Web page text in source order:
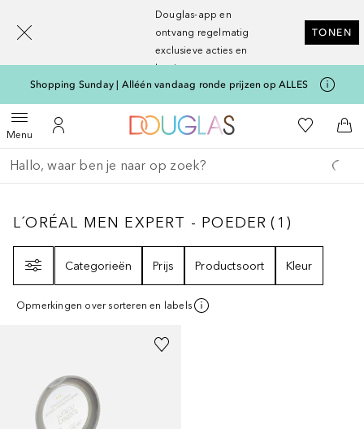
Douglas-app en
ontvang regelmatig
exclusieve acties en
kortingen
TONEN
Shopping Sunday | Alléén vandaag ronde prijzen op ALLES
MenuOpen menuNaar Mijn Account
Naar Douglas Home
Naar Mijn
Ga terug
Zoekopdracht uitvoeren
L´ORÉAL MEN EXPERT - POEDER 1
L´ORÉAL MEN EXPERT - POEDER ( 1 )
Categorieën
Prijs Productsoort Kleur
Opmerkingen over sorteren en labels
[navigation.slideout.screenreader]